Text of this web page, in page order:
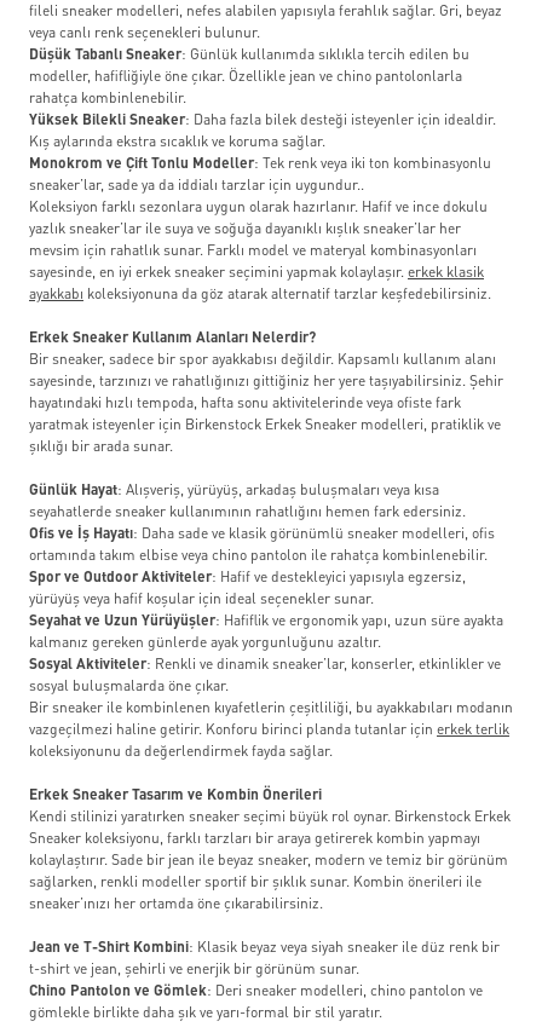
fileli sneaker modelleri, nefes alabilen yapısıyla ferahlık sağlar. Gri, beyaz
veya canlı renk seçenekleri bulunur.
Düşük Tabanlı Sneaker: Günlük kullanımda sıklıkla tercih edilen bu
modeller, hafifliğiyle öne çıkar. Özellikle jean ve chino pantolonlarla
rahatça kombinlenebilir.
Yüksek Bilekli Sneaker: Daha fazla bilek desteği isteyenler için idealdir.
Kış aylarında ekstra sıcaklık ve koruma sağlar.
Monokrom ve Çift Tonlu Modeller: Tek renk veya iki ton kombinasyonlu
sneaker’lar, sade ya da iddialı tarzlar için uygundur..
Koleksiyon farklı sezonlara uygun olarak hazırlanır. Hafif ve ince dokulu
yazlık sneaker’lar ile suya ve soğuğa dayanıklı kışlık sneaker’lar her
mevsim için rahatlık sunar. Farklı model ve materyal kombinasyonları
sayesinde, en iyi erkek sneaker seçimini yapmak kolaylaşır. erkek klasik
ayakkabı koleksiyonuna da göz atarak alternatif tarzlar keşfedebilirsiniz.
Erkek Sneaker Kullanım Alanları Nelerdir?
Bir sneaker, sadece bir spor ayakkabısı değildir. Kapsamlı kullanım alanı
sayesinde, tarzınızı ve rahatlığınızı gittiğiniz her yere taşıyabilirsiniz. Şehir
hayatındaki hızlı tempoda, hafta sonu aktivitelerinde veya ofiste fark
yaratmak isteyenler için Birkenstock Erkek Sneaker modelleri, pratiklik ve
şıklığı bir arada sunar.
Günlük Hayat: Alışveriş, yürüyüş, arkadaş buluşmaları veya kısa
seyahatlerde sneaker kullanımının rahatlığını hemen fark edersiniz.
Ofis ve İş Hayatı: Daha sade ve klasik görünümlü sneaker modelleri, ofis
ortamında takım elbise veya chino pantolon ile rahatça kombinlenebilir.
Spor ve Outdoor Aktiviteler: Hafif ve destekleyici yapısıyla egzersiz,
yürüyüş veya hafif koşular için ideal seçenekler sunar.
Seyahat ve Uzun Yürüyüşler: Hafiflik ve ergonomik yapı, uzun süre ayakta
kalmanız gereken günlerde ayak yorgunluğunu azaltır.
Sosyal Aktiviteler: Renkli ve dinamik sneaker’lar, konserler, etkinlikler ve
sosyal buluşmalarda öne çıkar.
Bir sneaker ile kombinlenen kıyafetlerin çeşitliliği, bu ayakkabıları modanın
vazgeçilmezi haline getirir. Konforu birinci planda tutanlar için erkek terlik
koleksiyonunu da değerlendirmek fayda sağlar.
Erkek Sneaker Tasarım ve Kombin Önerileri
Kendi stilinizi yaratırken sneaker seçimi büyük rol oynar. Birkenstock Erkek
Sneaker koleksiyonu, farklı tarzları bir araya getirerek kombin yapmayı
kolaylaştırır. Sade bir jean ile beyaz sneaker, modern ve temiz bir görünüm
sağlarken, renkli modeller sportif bir şıklık sunar. Kombin önerileri ile
sneaker’ınızı her ortamda öne çıkarabilirsiniz.
Jean ve T-Shirt Kombini: Klasik beyaz veya siyah sneaker ile düz renk bir
t-shirt ve jean, şehirli ve enerjik bir görünüm sunar.
Chino Pantolon ve Gömlek: Deri sneaker modelleri, chino pantolon ve
gömlekle birlikte daha şık ve yarı-formal bir stil yaratır.